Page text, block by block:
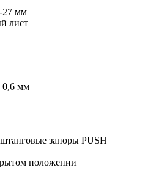
27 мм
лист
0,6 мм
запоры PUSH
положении